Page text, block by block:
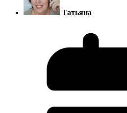
Татьяна